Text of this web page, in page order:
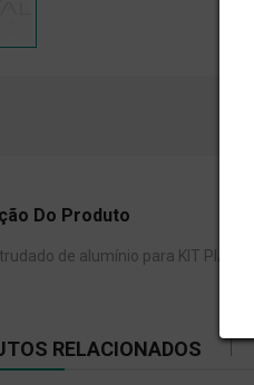
Do Produto
de alumínio para KIT PIA,
RELACIONADOS